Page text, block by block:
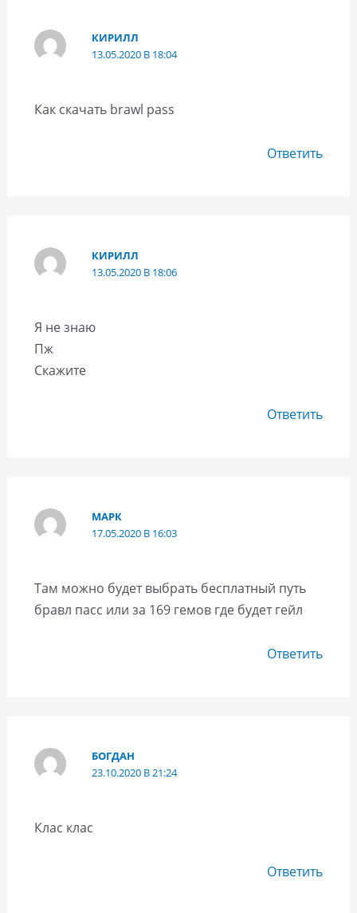
КИРИЛЛ
13.05.2020 В 18:04
Как скачать brawl pass
Ответить
КИРИЛЛ
13.05.2020 В 18:06
Я не знаю
Пж
Скажите
Ответить
МАРК
17.05.2020 В 16:03
Там можно будет выбрать бесплатный путь
бравл пасс или за 169 гемов где будет гейл
Ответить
БОГДАН
23.10.2020 В 21:24
Клас клас
Ответить